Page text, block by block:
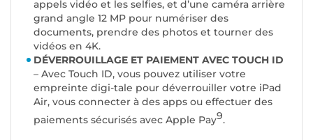
appels vidéo et les selfies, et d’une caméra arrière
grand angle 12 MP pour numériser des
documents, prendre des photos et tourner des
vidéos en 4K.
DÉVERROUILLAGE ET PAIEMENT AVEC TOUCH ID
– Avec Touch ID, vous pouvez utiliser votre
empreinte digi-tale pour déverrouiller votre iPad
Air, vous connecter à des apps ou effectuer des
paiements sécurisés avec Apple Pay9.